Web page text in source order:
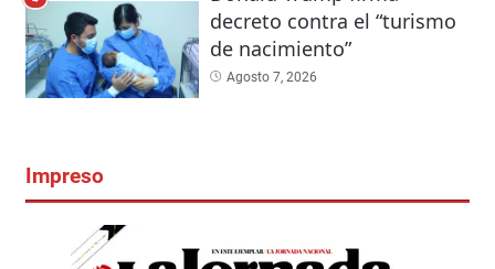
decreto contra el “turismo
de nacimiento”
Agosto 7, 2026
Impreso